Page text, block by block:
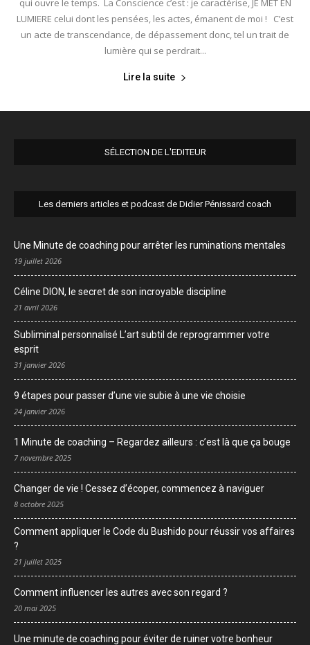
qui ouvre le temps. La Conscience c’est : je caractérise, JE MET EN
LUMIERE celui dont les pensées, les actes, émanent de moi ! C’est
un acte de transcendance, de dépassement donc, tel un trait de
lumière qui se perdrait...
Lire la suite
SÉLECTION DE L'EDITEUR
Les derniers articles et podcast de Didier Pénissard coach
Une Minute de coaching pour arrêter les ruminations mentales
19 juillet 2026
Céline DION, le secret de son incroyable discipline
21 avril 2026
Subliminal personnalisé L’art subtil de reprogrammer votre
esprit
31 janvier 2026
9 étapes pour passer d’une vie subie à une vie choisie
24 janvier 2026
1 Minute de coaching – Regardez ailleurs : c’est là que ça bouge
7 novembre 2025
Changer de vie ! Cessez d’écoper, commencez à naviguer
8 octobre 2025
Comment appliquer le Code du Bushido pour réussir vos affaires
?
21 juillet 2025
Comment influencer les autres avec son regard ?
20 mai 2025
Une minute de coaching pour éviter de ruiner votre bonheur